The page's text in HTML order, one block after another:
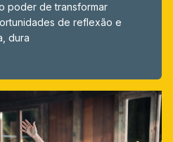
poder de transformar
de reflexão e
dura